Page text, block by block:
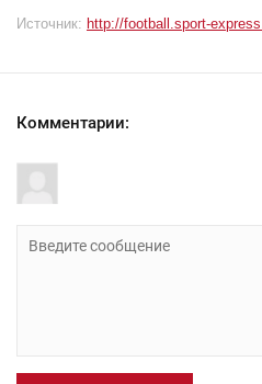
Источник: http://football.sport-
Комментарии: